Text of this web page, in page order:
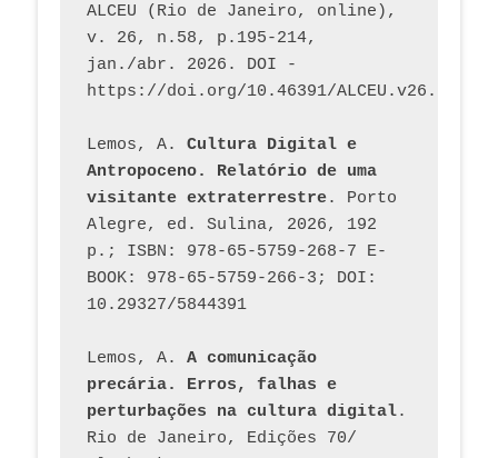
ALCEU (Rio de Janeiro, online),
v. 26, n.58, p.195-214,
jan./abr. 2026. DOI -
https://doi.org/10.46391/
Lemos, A. Cultura Digital e
Antropoceno. Relatório de uma
visitante extraterrestre. Porto
Alegre, ed. Sulina, 2026, 192
p.; ISBN: 978-65-5759-268-7 E-
BOOK: 978-65-5759-266-3; DOI:
10.29327/5844391
Lemos, A. A comunicação
precária. Erros, falhas e
perturbações na cultura digital.
Rio de Janeiro, Edições 70/